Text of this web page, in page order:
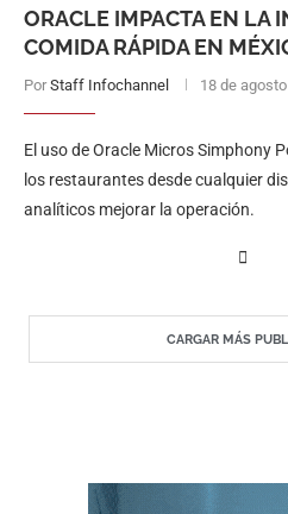
ORACLE IMPACTA EN LA
COMIDA RÁPIDA EN
Por Staff Infochannel 18 de
El uso de Oracle Micros Simphony
los restaurantes desde cualquier
analíticos mejorar la operación.
CARGAR MÁS